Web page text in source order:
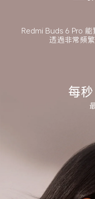
Redmi Buds 6 Pro
透過非常頻
每